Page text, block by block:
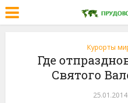
Курорты
Где
Святого
25.01.2014